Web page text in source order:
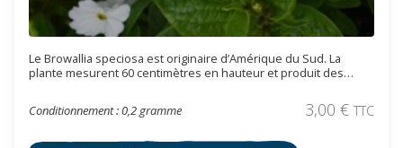
Le Browallia speciosa est originaire d’Amérique du Sud. La
plante mesurent 60 centimètres en hauteur et produit des
se cultiver en extérieur ou en pot en tant que plante d’intérieur.
Conditionnement : 0,2 gramme 3,00 € TTC